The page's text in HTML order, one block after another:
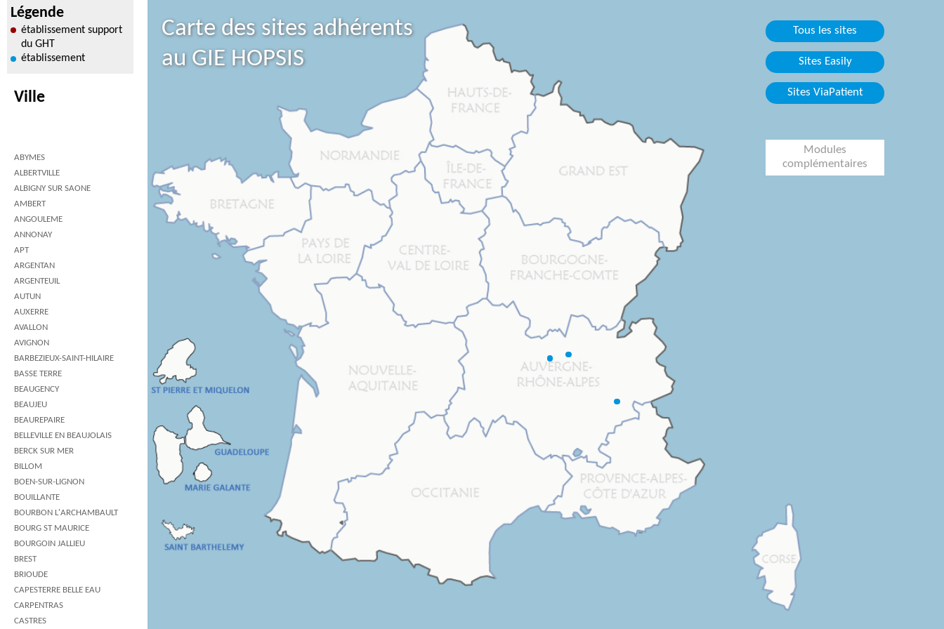
Tous les sites
Sites Easily
Sites ViaPatient
Légende
établissement support
du GHT
établissement
Ville
ABYMES
ALBERTVILLE
ALBIGNY SUR SAONE
AMBERT
ANGOULEME
ANNONAY
APT
ARGENTAN
ARGENTEUIL
AUTUN
AUXERRE
AVALLON
AVIGNON
BARBEZIEUX-SAINT-HILAIRE
BASSE TERRE
BEAUGENCY
BEAUJEU
BEAUREPAIRE
BELLEVILLE EN BEAUJOLAIS
BERCK SUR MER
BILLOM
BOEN-SUR-LIGNON
BOUILLANTE
BOURBON L'ARCHAMBAULT
BOURG ST MAURICE
BOURGOIN JALLIEU
BREST
BRIOUDE
CAPESTERRE BELLE EAU
CARPENTRAS
CASTRES
Carte des sites adhérents
au GIE HOPSIS